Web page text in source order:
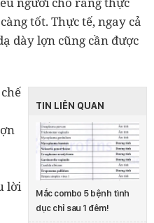
tốt. Thực tế, ngay cả
dày lợn cũng cần được
TIN LIÊN QUAN
Mắc combo 5 bệnh tình
dục chỉ sau 1 đêm!
lời